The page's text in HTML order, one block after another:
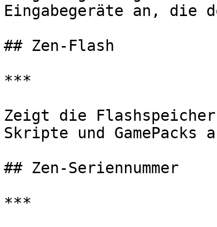
Eingabegeräte an, die
## Zen-Flash
***
Zeigt die
Skripte und GamePacks
## Zen-Seriennummer
***